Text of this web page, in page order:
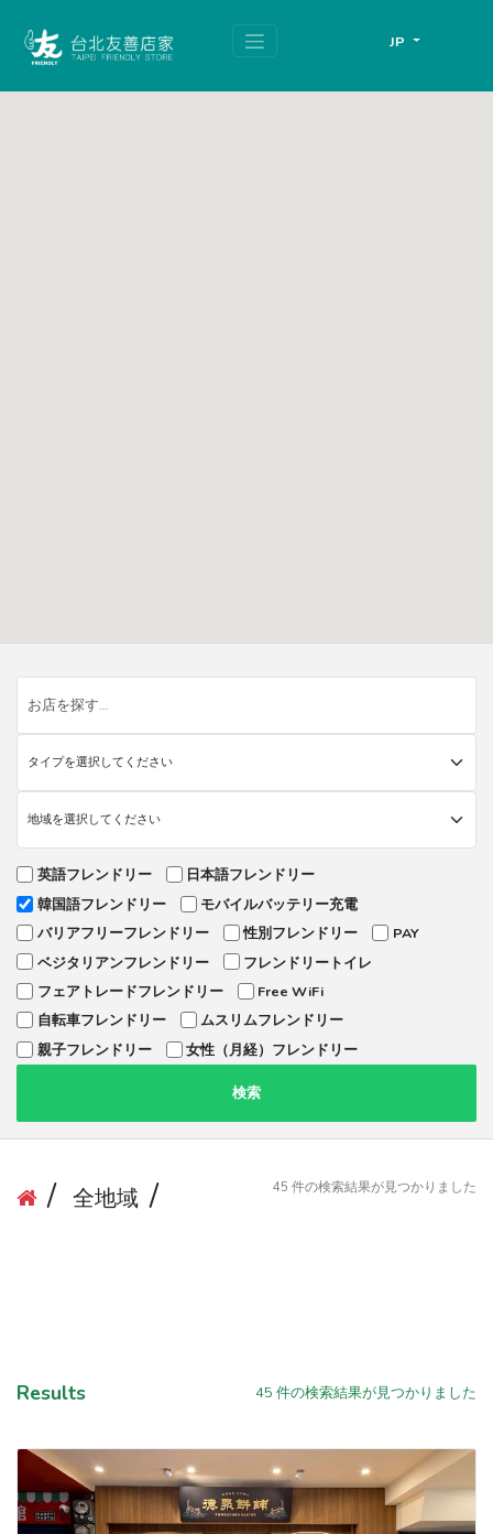
JP
英語フレンドリー
日本語フレンドリー
韓国語フレンドリー
モバイルバッテリー充電
バリアフリーフレンドリー
性別フレンドリー
PAY
ベジタリアンフレンドリー
フレンドリートイレ
フェアトレードフレンドリー
Free WiFi
自転車フレンドリー
ムスリムフレンドリー
親子フレンドリー
女性（月経）フレンドリー
検索
全地域 45 件の検索結果が見つかりました
Results 45 件の検索結果が見つかりました